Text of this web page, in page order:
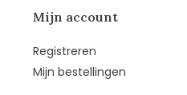
Mijn account
Registreren
Mijn bestellingen